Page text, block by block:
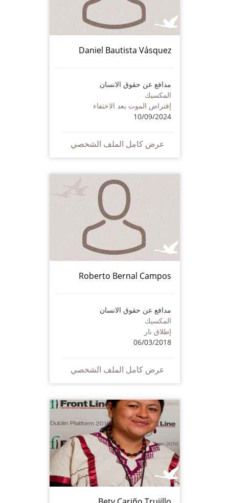
Daniel Bautista Vásquez
مدافع عن حقوق الانسان
المكسيك
إفتراض الموت بعد الاختفاء
10/09/2024
عرض كامل الملف الشخصي
Roberto Bernal Campos
مدافع عن حقوق الانسان
المكسيك
إطلاق نار
06/03/2018
عرض كامل الملف الشخصي